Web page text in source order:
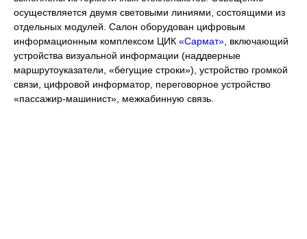
осуществляется двумя световыми линиями, состоящими из
отдельных модулей. Салон оборудован цифровым
информационным комплексом ЦИК «Сармат» , включающий
устройства визуальной информации (наддверные
маршрутоуказатели, «бегущие строки»), устройство громкой
связи, цифровой информатор, переговорное устройство
«пассажир-машинист», межкабинную связь.